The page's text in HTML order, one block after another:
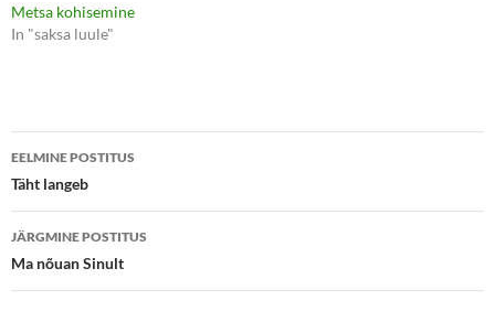
n
T
w
(
p
n
i
n
n
e
w
w
n
F
a
k
O
s
i
n
n
e
w
Metsa kohisemine
In "saksa luule"
Postituste
töölaud
EELMINE POSTITUS
Täht langeb
JÄRGMINE POSTITUS
Ma nõuan Sinult